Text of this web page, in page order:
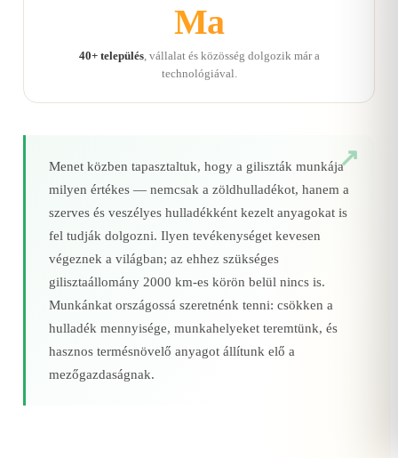
Ma
40+ település, vállalat és közösség dolgozik már a
technológiával.
Menet közben tapasztaltuk, hogy a giliszták munkája
milyen értékes — nemcsak a zöldhulladékot, hanem a
szerves és veszélyes hulladékként kezelt anyagokat is
fel tudják dolgozni. Ilyen tevékenységet kevesen
végeznek a világban; az ehhez szükséges
gilisztaállomány 2000 km‑es körön belül nincs is.
Munkánkat országossá szeretnénk tenni: csökken a
hulladék mennyisége, munkahelyeket teremtünk, és
hasznos termésnövelő anyagot állítunk elő a
mezőgazdaságnak.